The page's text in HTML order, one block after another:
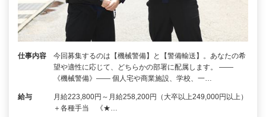
仕事内容
今回募集するのは【機械警備】と【警備輸送】。あなたの希
望や適性に応じて、どちらかの部署に配属します。 ――
《機械警備》―― 個人宅や商業施設、学校、一…
給与
月給223,800円～月給258,200円（大卒以上249,000円以上）
＋各種手当 《★…